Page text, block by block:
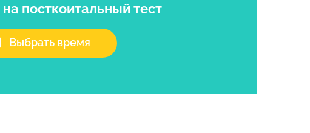
на посткоитальный тест
Выбрать время